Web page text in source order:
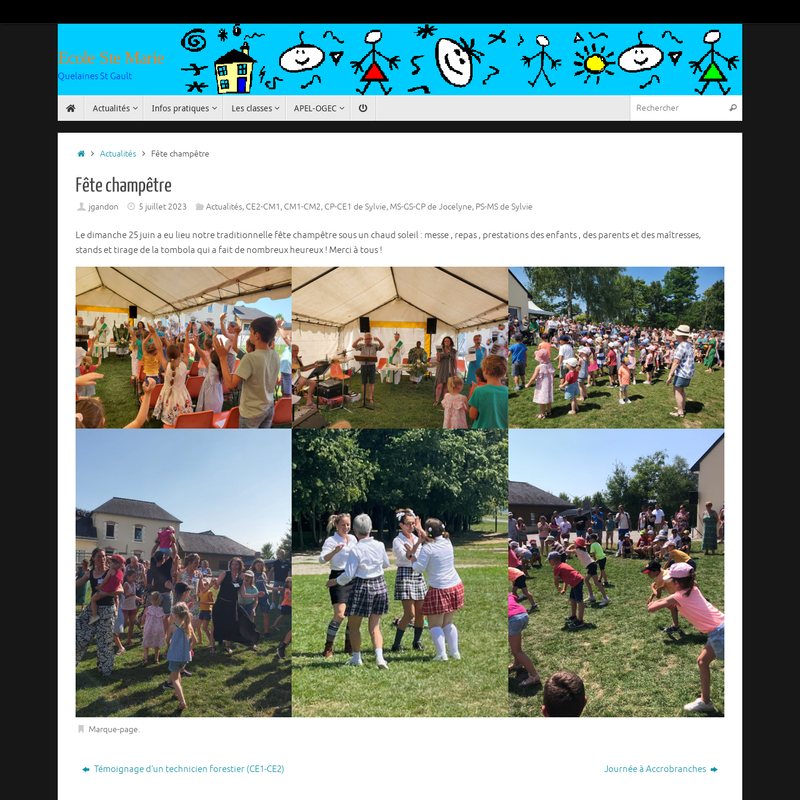
au
Ecole Ste Marie
Quelaines St Gault
Actualités Infos pratiques Les classes APEL-OGEC Rechercher
Accueil
Actualités Fête champêtre
Fête champêtre
jgandon 5 juillet 2023 Actualités, CE2-CM1 , CM1-CM2, CP-CE1 de Sylvie, MS-GS-CP de Jocelyne, PS-MS de Sylvie
Le dimanche 25 juin a eu lieu notre traditionnelle fête champêtre sous un chaud soleil : messe , repas , prestations des enfants , des parents et des maîtresses,
stands et tirage de la tombola qui a fait de nombreux heureux ! Merci à tous !
Marque-page.
Témoignage d’un technicien forestier (CE1-CE2) Journée à Accrobranches